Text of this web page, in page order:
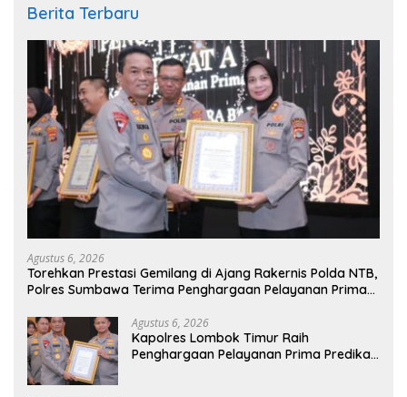
Berita Terbaru
Agustus 6, 2026
Torehkan Prestasi Gemilang di Ajang Rakernis Polda NTB,
Polres Sumbawa Terima Penghargaan Pelayanan Prima
Agustus 6, 2026
Kapolres Lombok Timur Raih
Penghargaan Pelayanan Prima Predikat